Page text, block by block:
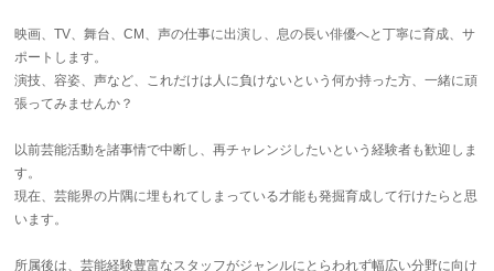
映画、TV、舞台、CM、声の仕事に出演し、息の長い俳優へと丁寧に育成、サ
ポートします。
演技、容姿、声など、これだけは人に負けないという何か持った方、一緒に頑
張ってみませんか？
以前芸能活動を諸事情で中断し、再チャレンジしたいという経験者も歓迎しま
す。
現在、芸能界の片隅に埋もれてしまっている才能も発掘育成して行けたらと思
います。
所属後は、芸能経験豊富なスタッフがジャンルにとらわれず幅広い分野に向け